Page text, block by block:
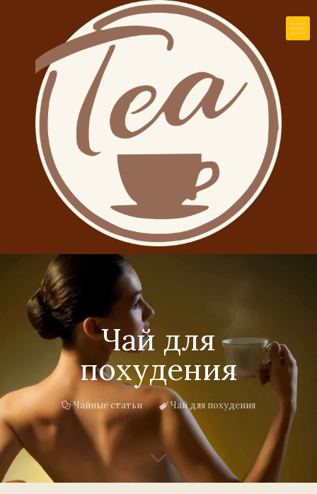
Чай для
похудения
Чайные статьи Чай для похудения